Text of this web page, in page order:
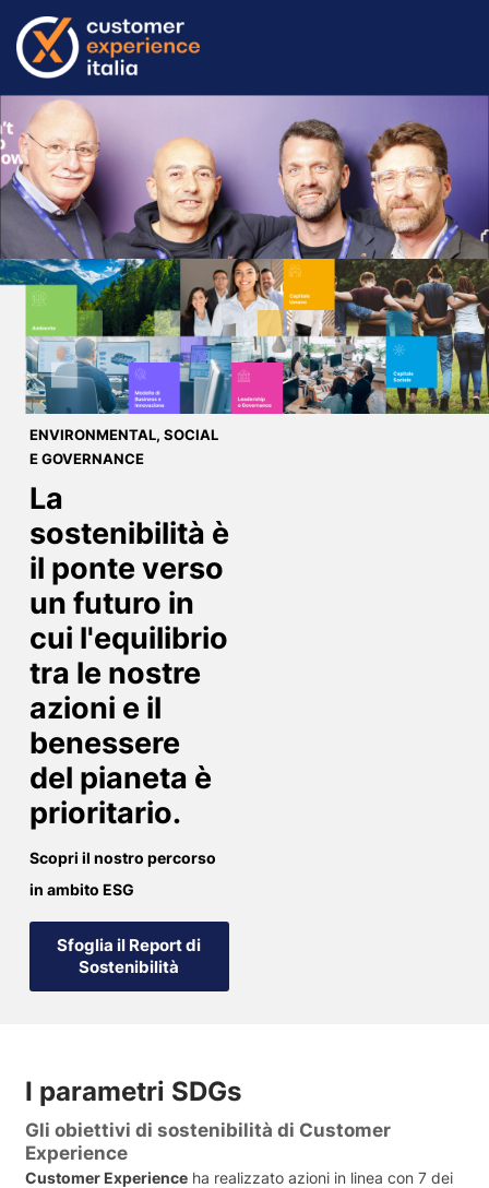
ENVIRONMENTAL, SOCIAL
E GOVERNANCE
La
sostenibilità è
il ponte verso
un futuro in
cui l'equilibrio
tra le nostre
azioni e il
benessere
del pianeta è
prioritario.
Scopri il nostro percorso
in ambito ESG
Sfoglia il Report di
Sostenibilità
I parametri SDGs
Gli obiettivi di sostenibilità di Customer
Experience
Customer Experience ha realizzato azioni in linea con 7 dei